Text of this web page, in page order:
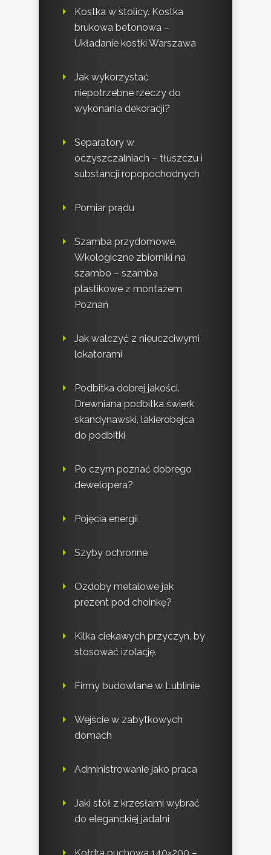
Kostka w stolicy. Kostka
brukowa betonowa –
Układanie kostki Warszawa
Jak wykorzystać
niepotrzebne rzeczy do
wykonania dekoracji?
Separatory w
oczyszczalniach – tłuszczu i
substancji ropopochodnych
Pomiar prądu
Szamba przydomowe.
Wkologiczne zbiorniki na
szambo – szamba
plastikowe z montażem
Poznań
Jak walczyć z nieuczciwymi
lokatorami
Podbitka dobrej jakości.
Drewniana podbitka świerk
skandynawski, lakierobejca
do podbitki
Po czym poznać dobrego
dewelopera?
Pojęcia energii
Szyby ochronne
Ozdoby metalowe jak
prezent pod choinkę?
Kilka ciekawych przyczyn, by
stosować izolację.
Firmy budowlane w Lublinie
Wejście w zabytkowych
domach
Administrowanie jako praca
Jaki stół z krzesłami wybrać
do eleganckiej jadalni